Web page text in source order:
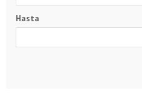
Hasta